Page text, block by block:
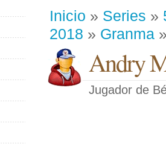
Inicio » Series »
2018 » Granma
Andry
Jugador de